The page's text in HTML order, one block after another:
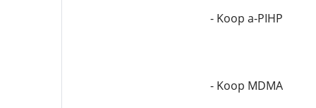
- Koop a-PIHP
- Koop MDMA